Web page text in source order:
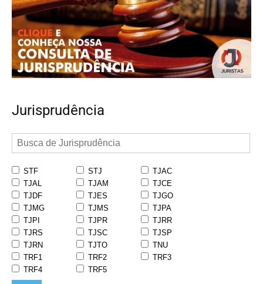
Jurisprudência
STF STJ
TJAC
TJAL
TJAM
TJCE
TJDF
TJES
TJGO
TJMG
TJMS
TJPA
TJPI
TJPR
TJRR
TJRS
TJSC
TJSP
TJRN
TJTO
TNU
TRF1
TRF2
TRF3
TRF4
TRF5